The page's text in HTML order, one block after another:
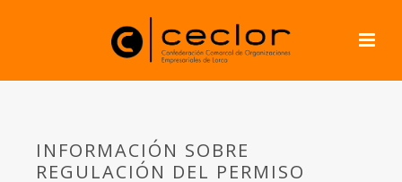
INFORMACIÓN SOBRE
REGULACIÓN DEL PERMISO